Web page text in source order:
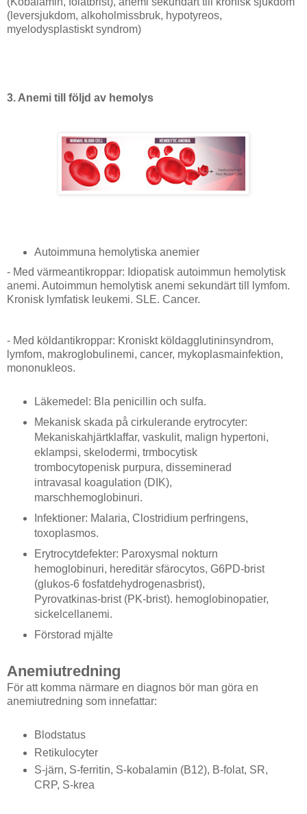
(leversjukdom, alkoholmissbruk, hypotyreos,
myelodysplastiskt syndrom)
3. Anemi till följd av hemolys
Autoimmuna hemolytiska anemier
- Med värmeantikroppar: Idiopatisk autoimmun hemolytisk
anemi. Autoimmun hemolytisk anemi sekundärt till lymfom.
Kronisk lymfatisk leukemi. SLE. Cancer.
- Med köldantikroppar: Kroniskt köldagglutininsyndrom,
lymfom, makroglobulinemi, cancer, mykoplasmainfektion,
mononukleos.
Läkemedel: Bla penicillin och sulfa.
Mekanisk skada på cirkulerande erytrocyter:
Mekaniskahjärtklaffar, vaskulit, malign hypertoni,
eklampsi, skelodermi, trmbocytisk
trombocytopenisk purpura, disseminerad
intravasal koagulation (DIK),
marschhemoglobinuri.
Infektioner: Malaria, Clostridium perfringens,
toxoplasmos.
Erytrocytdefekter: Paroxysmal nokturn
hemoglobinuri, hereditär sfärocytos, G6PD-brist
(glukos-6 fosfatdehydrogenasbrist),
Pyrovatkinas-brist (PK-brist). hemoglobinopatier,
sickelcellanemi.
Förstorad mjälte
Anemiutredning
För att komma närmare en diagnos bör man göra en
anemiutredning som innefattar:
Blodstatus
Retikulocyter
S-järn, S-ferritin, S-kobalamin (B12), B-folat, SR,
CRP, S-krea